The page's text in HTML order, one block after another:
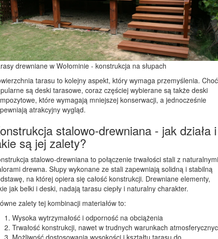
drewniane w Wołominie - konstrukcja na słupach
tarasu to kolejny aspekt, który wymaga przemyślenia. Choć
są deski tarasowe, coraz częściej wybierane są także deski
które wymagają mniejszej konserwacji, a jednocześnie
atrakcyjny wygląd.
stalowo-drewniana - jak działa i
są jej zalety?
stalowo-drewniana to połączenie trwałości stali z naturalnymi
drewna. Słupy wykonane ze stali zapewniają solidną i stabilną
na której opiera się całość konstrukcji. Drewniane elementy,
jak belki i deski, nadają tarasu ciepły i naturalny charakter.
zalety tej kombinacji materiałów to:
Wysoka wytrzymałość i odporność na obciążenia
Trwałość konstrukcji, nawet w trudnych warunkach
Możliwość dostosowania wysokości i kształtu tarasu do